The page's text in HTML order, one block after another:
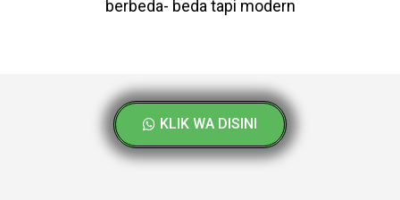
berbeda- beda tapi modern
KLIK WA DISINI